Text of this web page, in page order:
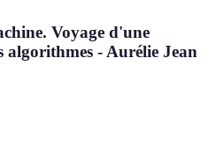
Voyage d'une
algorithmes - Aurélie Jean